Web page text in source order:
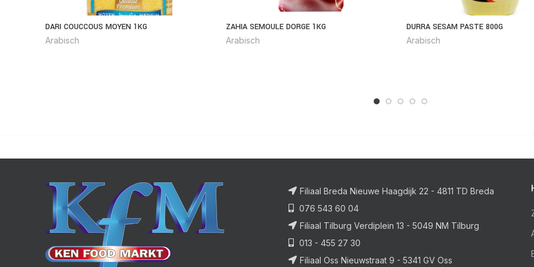
DARI COUCCOUS MOYEN 1KG
Arabisch
ZAHIA SEMOULE DORGE 1KG
Arabisch
DURRA SESAM PASTE 800G
Arabisch
Filiaal Breda Nieuwe Haagdijk 22 - 4811 TD Breda
076 543 60 04
Filiaal Tilburg Verdiplein 13 - 5049 NM Tilburg
013 - 455 27 30
Filiaal Oss Nieuwstraat 9 - 5341 GV Oss